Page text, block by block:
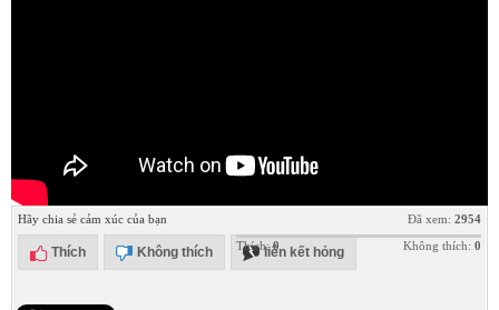
Hãy chia sẻ cảm xúc của bạn
Thích Không thích liên kết hỏng
Đã xem: 2954
Thích:0 Không thích: 0